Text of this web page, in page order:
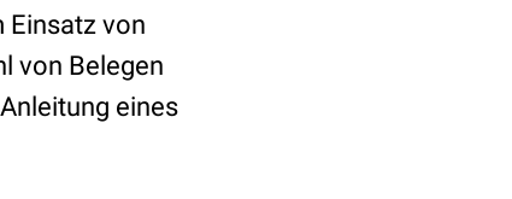
Einsatz von
von Belegen
eines